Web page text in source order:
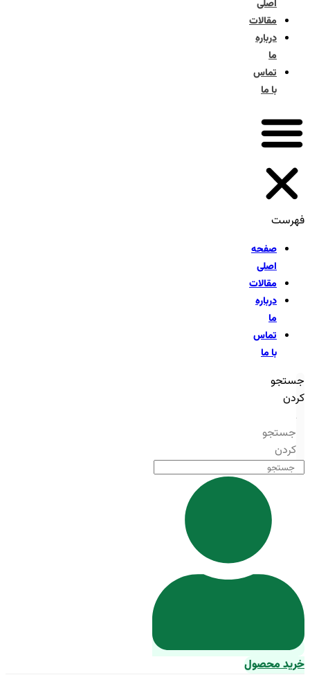
اصلی
مقالات
درباره
ما
تماس
با ما
فهرست
صفحه
اصلی
مقالات
درباره
ما
تماس
با ما
جستجو
کردن
جستجو
کردن
خرید محصول